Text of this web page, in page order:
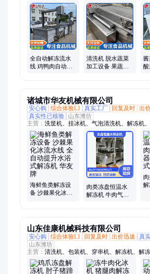
菜、机械山芋、沙拉净菜、机械薯片、地瓜清
械蔬菜、机械鸭苗、机械土豆、机械蒸煮、薯
洗、机械芋头、机械地瓜、杀菌设备、巴氏灭
蔬净菜、机械净菜、草莓净菜、机械蛋糕
全自动解冻流水
线 鸡鸭肉自动化
清洗机 脱水蔬菜
加工设备 果蔬清
酸
诸城市华友机械有限公司
安心购
综合体验L1 真实工厂 回复及时 出
真实性已核验
山东潍坊
主营： 洗筐机、挂冰机、气泡清洗机、解冻机
冻机、低温高湿解冻库、真空冷却机、巴氏杀
袋机、真空和面机、冷却机、风干机、真空预
型机、粽叶清洗机、鲜玉米脱粒机、肉饼成型
烘干机、拉伸膜包装机
海鲜鱼类解冻设
备 沙棘果化冰流
肉类冻盘恒温水
解冻机 牛肉气泡
解
山东佳康机械科技有限公司
安心购
综合体验L1 回复及时 出价迅速
真
山东潍坊
主营： 清洗机、包装机、穿串机、解冻机、解冻
辊清洗机、巴氏杀菌机、真空包装机、挂冰机
脱粒机、鱼片斜切机、肉饼成型机、滚揉机、